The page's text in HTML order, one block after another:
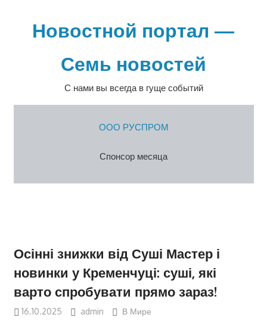
содержимомуНовостной портал —
Семь новостей
С нами вы всегда в гуще событий
ООО РУСПРОМ
Спонсор месяца
Осінні знижки від Суші Мастер і
новинки у Кременчуці: суші, які
варто спробувати прямо зараз!
16.10.2025 admin В Мире